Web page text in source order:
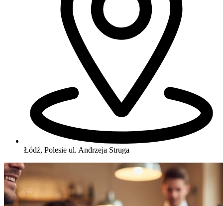
Łódź, Polesie ul. Andrzeja Struga